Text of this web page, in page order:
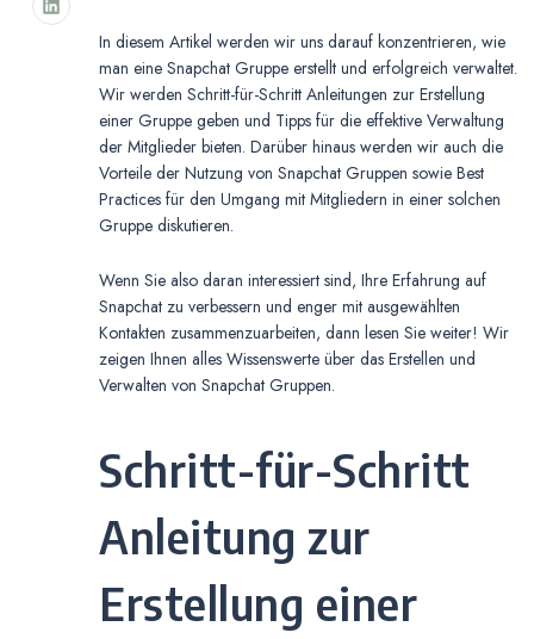
In diesem Artikel werden wir uns darauf konzentrieren, wie
man eine Snapchat Gruppe erstellt und erfolgreich verwaltet.
Wir werden Schritt-für-Schritt Anleitungen zur Erstellung
einer Gruppe geben und Tipps für die effektive Verwaltung
der Mitglieder bieten. Darüber hinaus werden wir auch die
Vorteile der Nutzung von Snapchat Gruppen sowie Best
Practices für den Umgang mit Mitgliedern in einer solchen
Gruppe diskutieren.
Wenn Sie also daran interessiert sind, Ihre Erfahrung auf
Snapchat zu verbessern und enger mit ausgewählten
Kontakten zusammenzuarbeiten, dann lesen Sie weiter! Wir
zeigen Ihnen alles Wissenswerte über das Erstellen und
Verwalten von Snapchat Gruppen.
Schritt-für-Schritt
Anleitung zur
Erstellung einer